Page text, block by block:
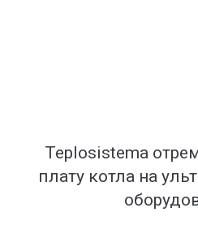
Teplosistema
плату котла на